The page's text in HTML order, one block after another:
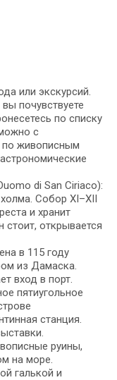
или экскурсий.
почувствуете
по списку
с
по живописным
di San Ciriaco):
Собор XI–XII
и хранит
открывается
в 115 году
из Дамаска.
вход в порт.
пятиугольное
станция.
руины,
на море.
галькой и